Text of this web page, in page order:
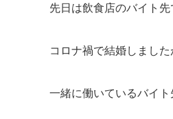
先日は飲食店のバイト
コロナ禍で結婚しまし
一緒に働いているバイ